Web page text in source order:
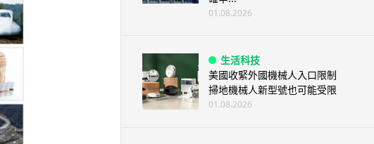
01.08.2026
生活科技
美國收緊外國機械人入口限制
掃地機械人新型號也可能受限
01.08.2026